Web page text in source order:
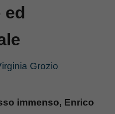
ed
Grozio
immenso, Enrico